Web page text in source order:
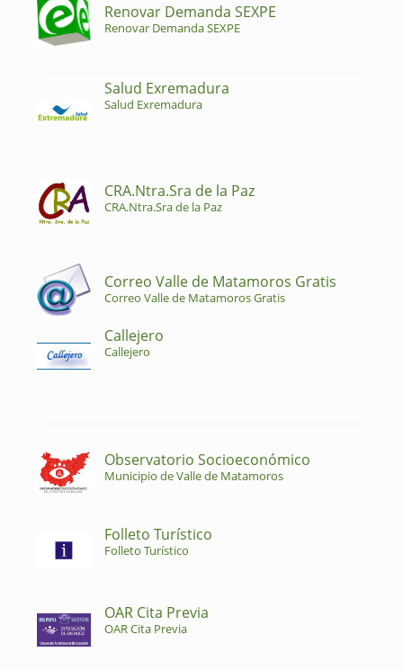
Renovar Demanda SEXPE
Renovar Demanda SEXPE
Salud Exremadura
Salud Exremadura
CRA.Ntra.Sra de la Paz
CRA.Ntra.Sra de la Paz
Correo Valle de Matamoros Gratis
Correo Valle de Matamoros Gratis
Callejero
Callejero
Observatorio Socioeconómico
Municipio de Valle de Matamoros
Folleto Turístico
Folleto Turístico
OAR Cita Previa
OAR Cita Previa